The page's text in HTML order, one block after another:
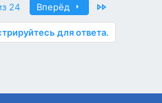
24 Вперёд
для ответа.